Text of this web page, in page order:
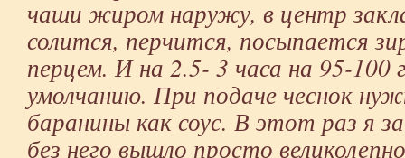
чаши жиром наружу, в центр
солится, перчится, посыпается
перцем. И на 2.5- 3 часа на 95-100
умолчанию. При подаче чеснок
баранины как соус. В этот раз я
без него вышло просто